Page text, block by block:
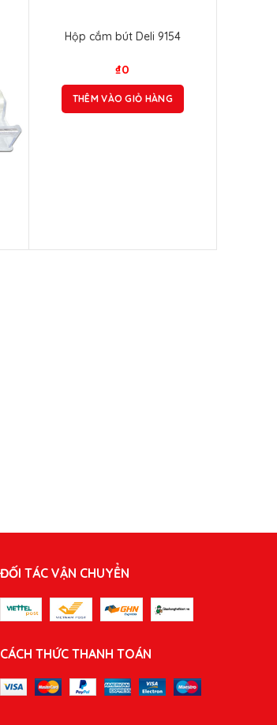
Hộp cắm bút Deli 9154
₫0
THÊM VÀO GIỎ HÀNG
ĐỐI TÁC VẬN CHUYỂN
CÁCH THỨC THANH TOÁN